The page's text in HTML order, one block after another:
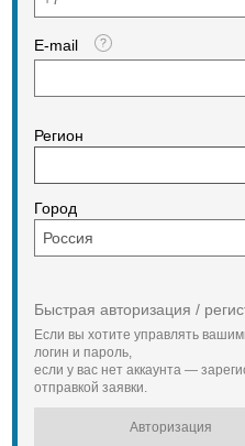
E-mail
Регион
Город
Быстрая авторизация /
Если вы хотите управлять
логин и пароль,
если у вас нет аккаунта —
отправкой заявки.
Авторизация